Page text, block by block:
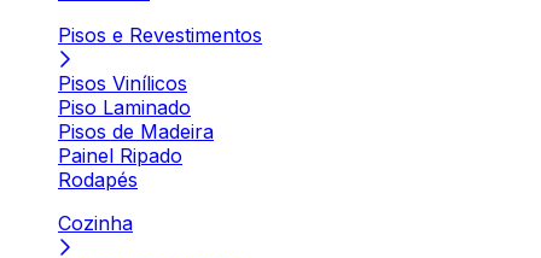
Pisos e Revestimentos
Pisos Vinílicos
Piso Laminado
Pisos de Madeira
Painel Ripado
Rodapés
Cozinha